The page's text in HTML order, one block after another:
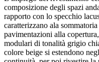
composizione degli spazi
rapporto con lo specchio
caratterizzano ala
pavimentazioni alla
modulari di tonalità grigio
colore beige si estendono